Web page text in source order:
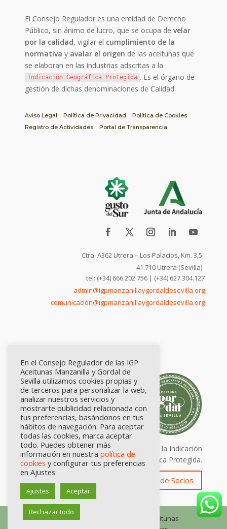
El Consejo Regulador es una entidad de Derecho
Público, sin ánimo de lucro, que se ocupa develar
por la calidad, vigilar el cumplimiento de la
normativa y avalar el origen de las aceitunas que
se elaboran en las industrias adscritas a la
Indicación Geográfica Protegida . Es el órgano de
gestión de dichas denominaciones de Calidad.
Aviso Legal Política de Privacidad
Política de Cookies
Registro de Actividades
Portal de Transparencia
Ctra. A362 Utrera – Los Palacios, Km. 3,5
41.710 Utrera (Sevilla)
tel: (+34) 666.202.756 | (+34) 627.304.127
admin@igpmanzanillaygordaldesevilla.org
comunicación@igpmanzanillaygordaldesevilla.org
Calidad certificada por Origen. Sellos de la Indicación
Geográfica Protegida.
Zona de Socios
© Consejo Regulador de las IGP Aceitunas
En el Consejo Regulador de las IGP
Aceitunas Manzanilla y Gordal de
Sevilla utilizamos cookies propias y
de terceros para personalizar la web,
analizar nuestros servicios y
mostrarte publicidad relacionada con
tus preferencias, basándonos en tus
hábitos de navegación. Para aceptar
todas las cookies, marca aceptar
todo. Puedes obtener más
información en nuestra política de
cookies y configurar tus preferencias
en Ajustes.
Ajustes Aceptar
Rechazar todo